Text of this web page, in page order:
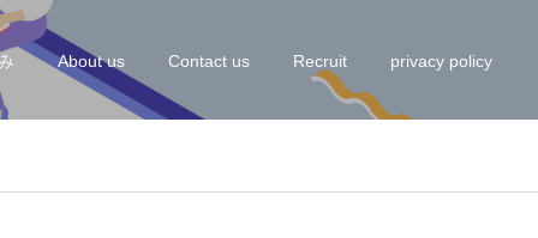
About us Contact us Recruit privacy policy